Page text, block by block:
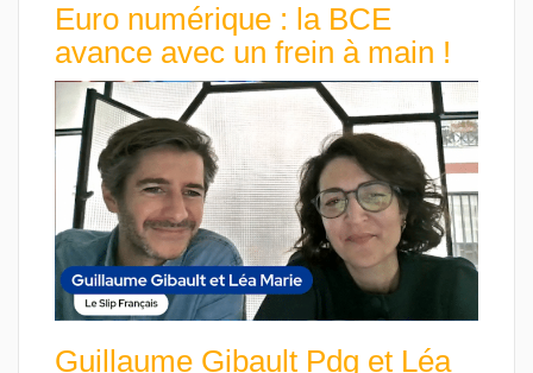
Euro numérique : la BCE
avance avec un frein à main !
Guillaume Gibault Pdg et Léa